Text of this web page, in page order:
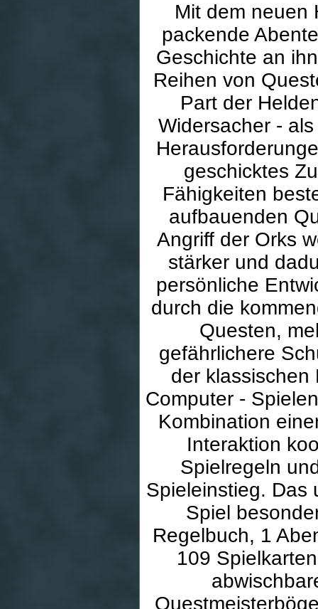
Mit dem neuen
packende
Geschichte an
Reihen von
Part der
Widersacher -
geschicktes
Fähigkeiten
aufbauenden
Angriff der Orks
stärker und
persönliche
durch die
Questen,
gefährlichere
der klassischen
Computer -
Kombination
Interaktion
Spielregeln
Spieleinstieg. Das
Spiel
Regelbuch, 1
109